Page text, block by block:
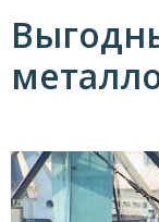
Вы
здесь